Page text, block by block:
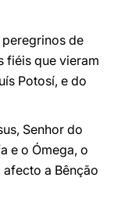
de
fiéis que vieram
Potosí, e do
Senhor do
e o Ómega, o
a Bênção